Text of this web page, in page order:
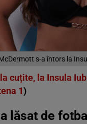
s-a întors la
cuțite, la Insula
1)
lăsat de